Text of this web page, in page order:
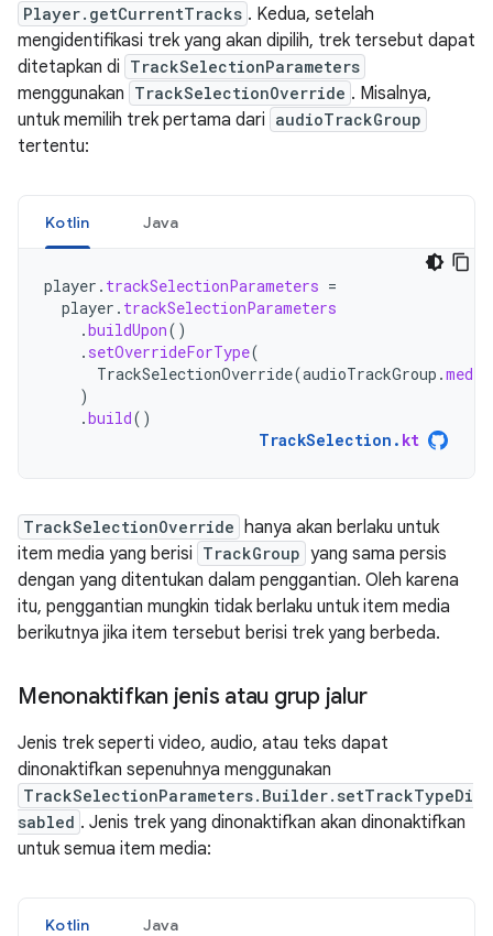
Player.getCurrentTracks . Kedua, setelah
mengidentifikasi trek yang akan dipilih, trek tersebut dapat
ditetapkan di TrackSelectionParameters
menggunakan TrackSelectionOverride . Misalnya,
untuk memilih trek pertama dari audioTrackGroup
tertentu:
Kotlin Java
player . trackSelectionParameters =
player . trackSelectionParameters
.buildUpon()
. setOverrideForType(
TrackSelectionOverride(audioTrackGroup .
)
.build()
TrackSelection . kt
TrackSelectionOverride hanya akan berlaku untuk
item media yang berisi TrackGroup yang sama persis
dengan yang ditentukan dalam penggantian. Oleh karena
itu, penggantian mungkin tidak berlaku untuk item media
berikutnya jika item tersebut berisi trek yang berbeda.
Menonaktifkan jenis atau grup jalur
Jenis trek seperti video, audio, atau teks dapat
dinonaktifkan sepenuhnya menggunakan
TrackSelectionParameters.Builder.setTrackTypeDi
sabled . Jenis trek yang dinonaktifkan akan dinonaktifkan
untuk semua item media:
Kotlin Java